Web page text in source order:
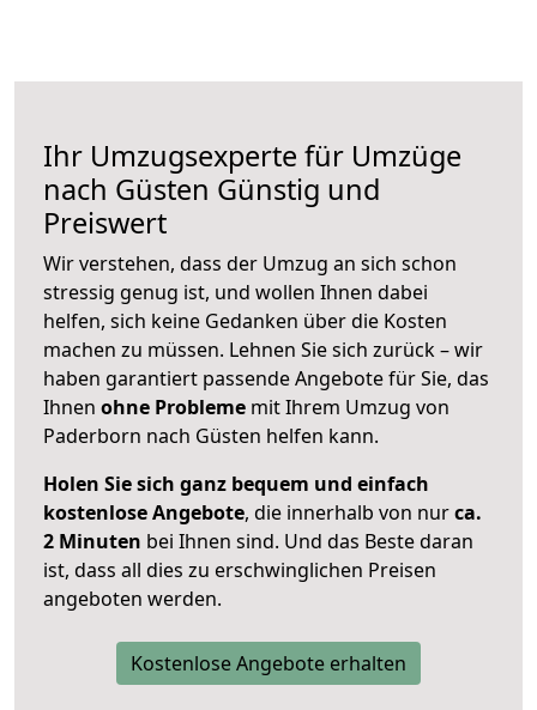
Ihr Umzugsexperte für Umzüge
nach Güsten Günstig und
Preiswert
Wir verstehen, dass der Umzug an sich schon
stressig genug ist, und wollen Ihnen dabei
helfen, sich keine Gedanken über die Kosten
machen zu müssen. Lehnen Sie sich zurück – wir
haben garantiert passende Angebote für Sie, das
Ihnen ohne Probleme mit Ihrem Umzug von
Paderborn nach Güsten helfen kann.
Holen Sie sich ganz bequem und einfach
kostenlose Angebote, die innerhalb von nurca.
2 Minuten bei Ihnen sind. Und das Beste daran
ist, dass all dies zu erschwinglichen Preisen
angeboten werden.
Kostenlose Angebote erhalten